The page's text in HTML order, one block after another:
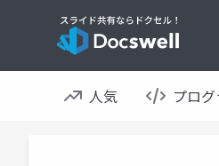
人気 プロ